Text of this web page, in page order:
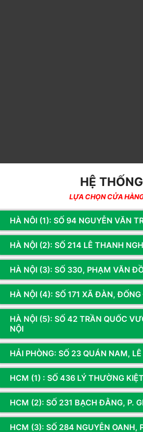
với chúng tôi để nhận thông
HỆ
LỰA CHỌN CỬA
HÀ NÔI (1): SỐ 94 NGUYỄN VĂN
HÀ NỘI (2): SỐ 214 LÊ THANH
HÀ NỘI (3): SỐ 330, PHẠM VĂN
HÀ NỘI (4): SỐ 171 XÃ ĐÀN,
HÀ NỘI (5): SỐ 42 TRẦN QUỐC
NỘI
HẢI PHÒNG: SỐ 23 QUÁN NAM,
HCM (1) : SỐ 436 LÝ THƯỜNG
HCM (2): SỐ 231 BẠCH ĐẰNG, P.
HCM (3): SỐ 284 NGUYỄN OANH,